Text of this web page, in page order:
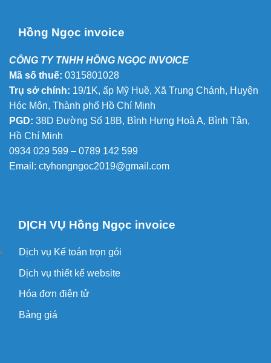
Hồng Ngọc invoice
CÔNG TY TNHH HỒNG NGỌC INVOICE
Mã số thuế: 0315801028
Trụ sở chính: 19/1K, ấp Mỹ Huề, Xã Trung Chánh, Huyện
Hóc Môn, Thành phố Hồ Chí Minh
PGD: 38D Đường Số 18B, Bình Hưng Hoà A, Bình Tân,
Hồ Chí Minh
0934 029 599 – 0789 142 599
Email: ctyhongngoc2019@gmail.com
DỊCH VỤ Hồng Ngọc invoice
Dịch vụ Kế toán trọn gói
Dịch vụ thiết kế website
Hóa đơn điện tử
Bảng giá